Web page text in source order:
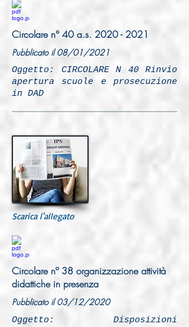
Circolare n° 40 a.s. 2020 - 2021
Pubblicato il 08/01/2021
Oggetto: CIRCOLARE N 40 Rinvio
apertura scuole e prosecuzione
in DAD
Scarica l'allegato
Circolare nº 38 organizzazione attività
didattiche in presenza
Pubblicato il 03/12/2020
Oggetto: Disposizioni